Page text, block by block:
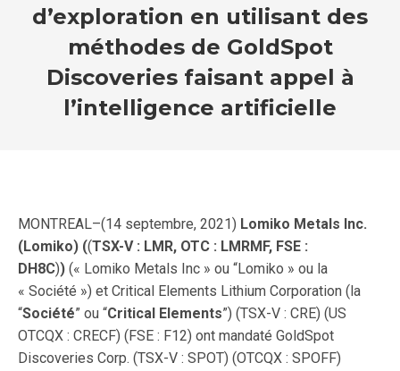
d’exploration en utilisant des
méthodes de GoldSpot
Discoveries faisant appel à
l’intelligence artificielle
MONTREAL–(14 septembre, 2021) Lomiko Metals Inc.
(Lomiko) ((TSX-V : LMR, OTC : LMRMF, FSE :
DH8C)) (« Lomiko Metals Inc » ou “Lomiko » ou la
« Société ») et Critical Elements Lithium Corporation (la
“Société” ou “Critical Elements”) (TSX-V : CRE) (US
OTCQX : CRECF) (FSE : F12) ont mandaté GoldSpot
Discoveries Corp. (TSX-V : SPOT) (OTCQX : SPOFF)